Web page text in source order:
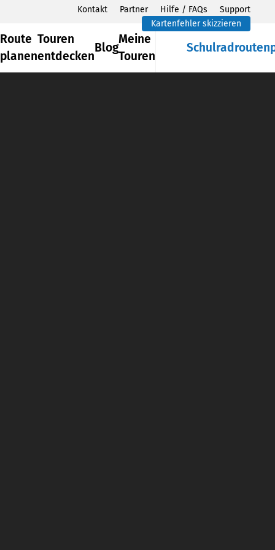
Kontakt Partner Hilfe / FAQs
Support
Kartenfehler skizzieren
Route
planen
Touren
entdecken
Blog
Meine
Touren